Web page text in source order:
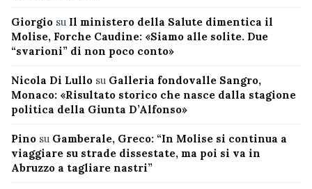
Giorgio su Il ministero della Salute dimentica il
Molise, Forche Caudine: «Siamo alle solite. Due
“svarioni” di non poco conto»
Nicola Di Lullo su Galleria fondovalle Sangro,
Monaco: «Risultato storico che nasce dalla stagione
politica della Giunta D’Alfonso»
Pino su Gamberale, Greco: “In Molise si continua a
viaggiare su strade dissestate, ma poi si va in
Abruzzo a tagliare nastri”